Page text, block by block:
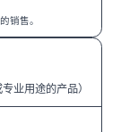
销售。
业用途的产品）